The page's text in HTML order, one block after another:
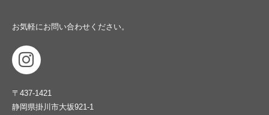
お気軽にお問い合わせください。
〒437-1421
静岡県掛川市大坂921-1